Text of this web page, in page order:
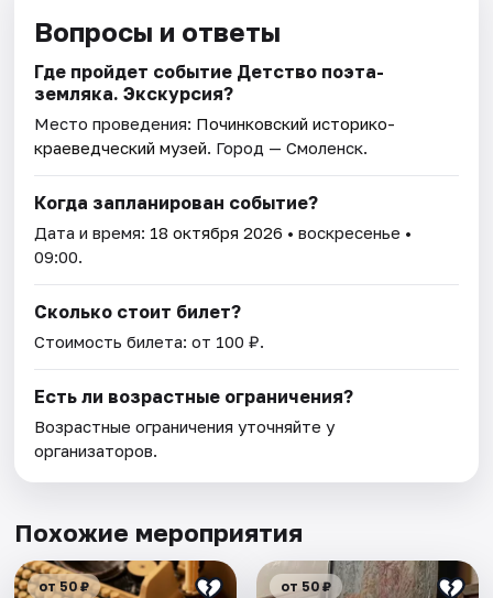
Вопросы и ответы
Где пройдет событие Детство поэта-
земляка. Экскурсия?
Место проведения: Починковский историко-
краеведческий музей. Город — Смоленск.
Когда запланирован событие?
Дата и время: 18 октября 2026 • воскресенье •
09:00.
Сколько стоит билет?
Стоимость билета: от 100 ₽.
Есть ли возрастные ограничения?
Возрастные ограничения уточняйте у
организаторов.
Похожие мероприятия
от 50 ₽ от 50 ₽